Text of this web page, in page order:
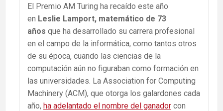
El Premio AM Turing ha recaído este año
en Leslie Lamport, matemático de 73
años que ha desarrollado su carrera profesional
en el campo de la informática, como tantos otros
de su época, cuando las ciencias de la
computación aún no figuraban como formación en
las universidades. La Association for Computing
Machinery (ACM), que otorga los galardones cada
año, ha adelantado el nombre del ganador con